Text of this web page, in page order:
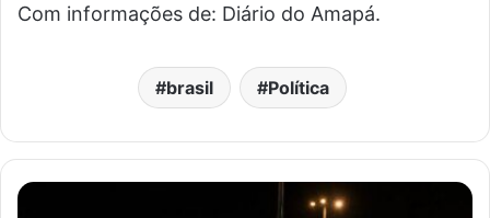
Com informações de: Diário do Amapá.
brasil Política